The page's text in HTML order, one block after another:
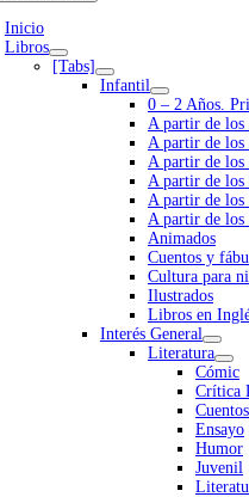
Inicio
Libros
[Tabs]
Infantil
0 – 2 Años.
A partir de los
A partir de los
A partir de los
A partir de los
A partir de los
A partir de los
Animados
Cuentos y
Cultura para
Ilustrados
Libros en
Interés General
Literatura
Cómic
Crítica
Ensayo
Humor
Juvenil